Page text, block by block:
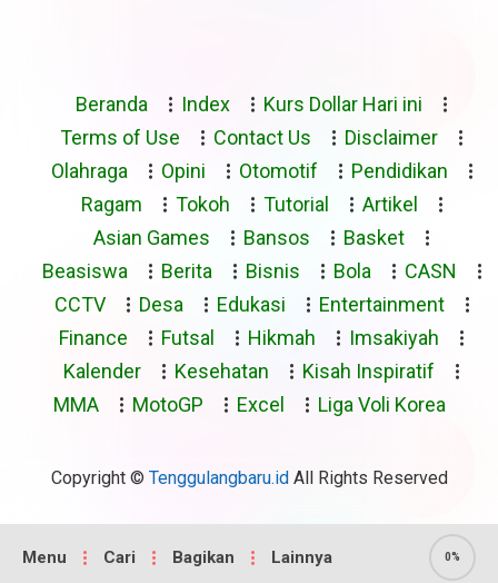
Beranda Index
Kurs Dollar Hari ini
Terms of Use
Contact Us
Disclaimer
Olahraga
Opini Otomotif
Pendidikan
Ragam
Tokoh Tutorial
Artikel
Asian Games
Bansos
Basket
Beasiswa
Berita Bisnis Bola
CASN
CCTV
Desa Edukasi
Entertainment
Finance
Futsal Hikmah
Imsakiyah
Kalender
Kesehatan
Kisah Inspiratif
MMA
MotoGP Excel Liga Voli Korea
Copyright © Tenggulangbaru.idAll Rights Reserved
Menu Cari Bagikan Lainnya 0%